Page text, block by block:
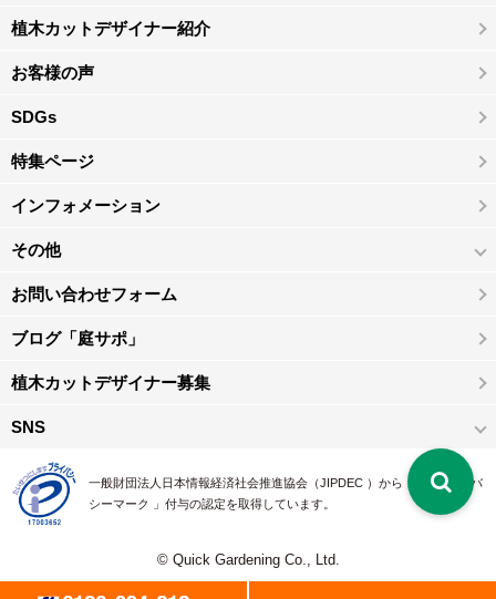
植木カットデザイナー紹介
お客様の声
SDGs
特集ページ
インフォメーション
その他
お問い合わせフォーム
ブログ「庭サポ」
植木カットデザイナー募集
SNS
一般財団法人日本情報経済社会推進協会（JIPDEC ）から 、「 プライバ
シーマーク 」付与の認定を取得しています。
© Quick Gardening Co., Ltd.